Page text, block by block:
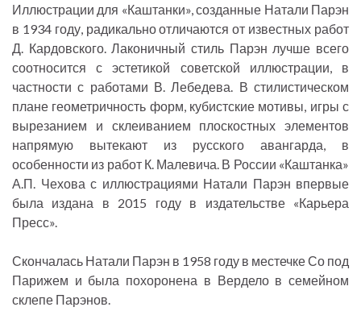
Иллюстрации для «Каштанки», созданные Натали Парэн
в 1934 году, радикально отличаются от известных работ
Д. Кардовского. Лаконичный стиль Парэн лучше всего
соотносится с эстетикой советской иллюстрации, в
частности с работами В. Лебедева. В стилистическом
плане геометричность форм, кубистские мотивы, игры с
вырезанием и склеиванием плоскостных элементов
напрямую вытекают из русского авангарда, в
особенности из работ К. Малевича. В России «Каштанка»
А.П. Чехова с иллюстрациями Натали Парэн впервые
была издана в 2015 году в издательстве «Карьера
Пресс».
Скончалась Натали Парэн в 1958 году в местечке Со под
Парижем и была похоронена в Вердело в семейном
склепе Парэнов.